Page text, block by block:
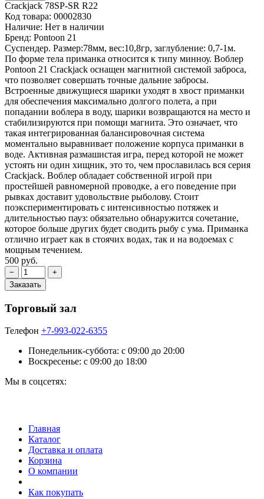
Crackjack 78SP-SR R22
Код товара: 00002830
Наличие: Нет в наличии
Бренд: Pontoon 21
Суспендер. Размер:78мм, вес:10,8гр, заглубление: 0,7-1м.
По форме тела приманка относится к типу минноу. Воблер
Pontoon 21 Crackjack оснащен магнитной системой заброса,
что позволяет совершать точные дальние забросы.
Встроенные движущиеся шарики уходят в хвост приманки
для обеспечения максимально долгого полета, а при
попадании воблера в воду, шарики возвращаются на место и
стабилизируются при помощи магнита. Это означает, что
такая интегрированная балансировочная система
моментально выравнивает положение корпуса приманки в
воде. Активная размашистая игра, перед которой не может
устоять ни один хищник, это то, чем прославилась вся серия
Crackjack. Воблер обладает собственной игрой при
простейшей равномерной проводке, а его поведение при
рывках доставит удовольствие рыболову. Стоит
поэкспериментировать с интенсивностью потяжек и
длительностью пауз: обязательно обнаружится сочетание,
которое больше других будет сводить рыбу с ума. Приманка
отлично играет как в стоячих водах, так и на водоемах с
мощным течением.
500 руб.
Торговый зал
Телефон +7-993-022-6355
Понедельник-суббота: c 09:00 до 20:00
Воскресенье: с 09:00 до 18:00
Мы в соцсетях:
Главная
Каталог
Доставка и оплата
Корзина
О компании
Как покупать